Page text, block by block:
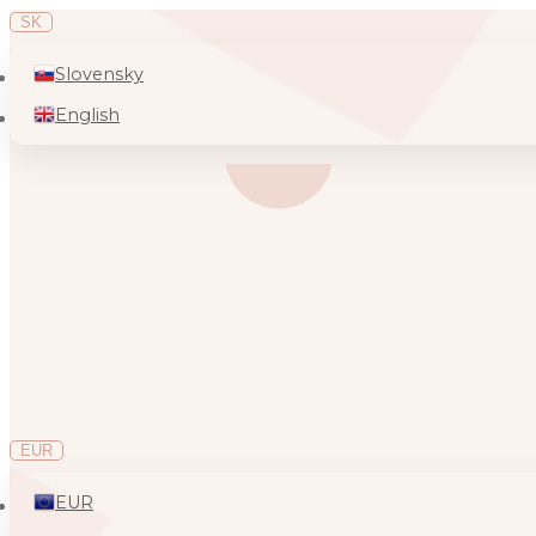
SK
Slovensky
English
EUR
EUR